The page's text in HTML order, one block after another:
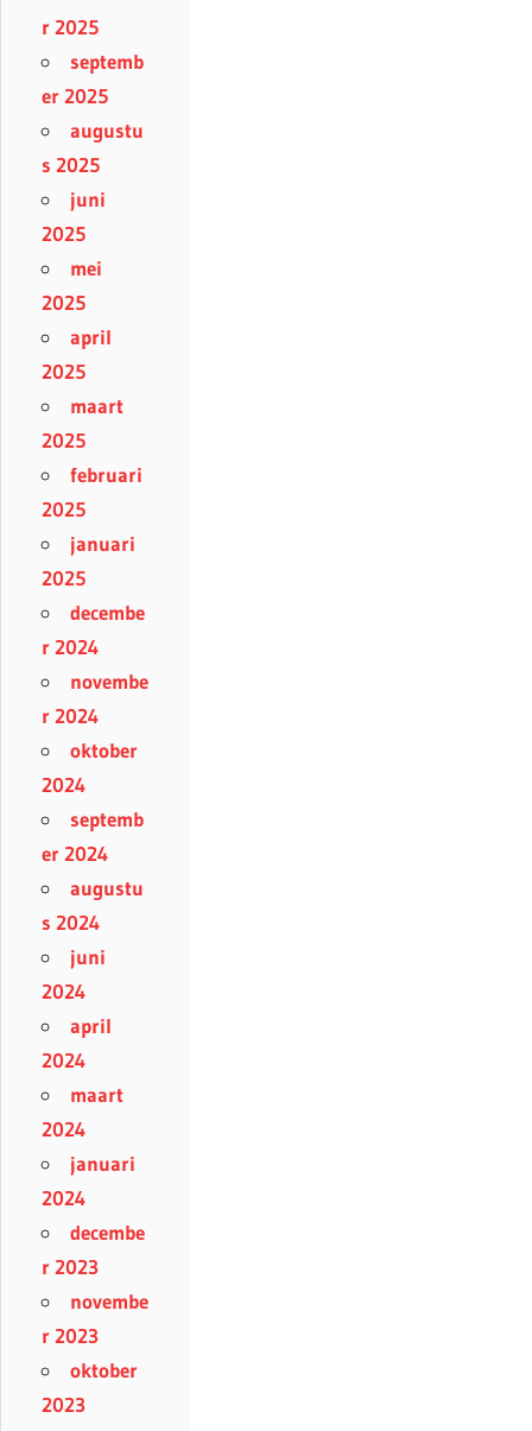
r 2025
septemb
er 2025
augustu
s 2025
juni
2025
mei
2025
april
2025
maart
2025
februari
2025
januari
2025
decembe
r 2024
novembe
r 2024
oktober
2024
septemb
er 2024
augustu
s 2024
juni
2024
april
2024
maart
2024
januari
2024
decembe
r 2023
novembe
r 2023
oktober
2023